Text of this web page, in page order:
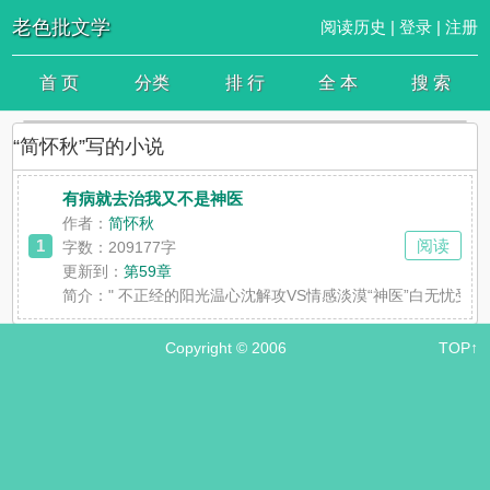
老色批文学 阅读历史 | 登录| 注册
首 页 分类 排 行 全 本 搜 索
“简怀秋”写的小说
1
有病就去治我又不是神医
作者：简怀秋
字数：209177字
更新到：第59章
简介：" 不正经的阳光温心沈解攻VS情感淡漠“神医”白无忧受
阅读
Copyright © 2006 TOP↑